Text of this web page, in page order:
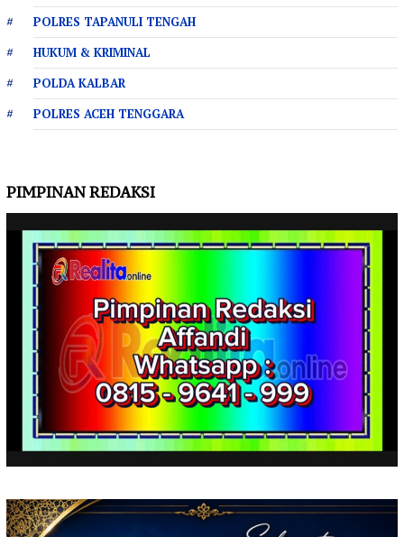
POLRES TAPANULI TENGAH
HUKUM & KRIMINAL
POLDA KALBAR
POLRES ACEH TENGGARA
PIMPINAN REDAKSI